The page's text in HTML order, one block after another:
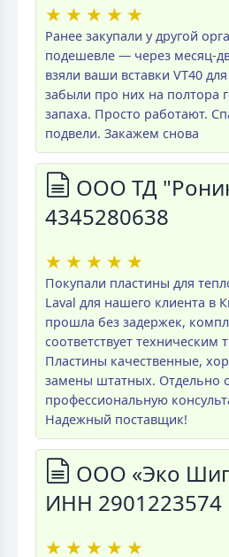
★ ★ ★ ★ ★
Ранее закупали у другой
подешевле — через месяц-
взяли ваши вставки VT40
забыли про них на полтора
запаха. Просто работают.
подвели. Закажем снова
ООО ТД
4345280638
★ ★ ★ ★ ★
Покупали пластины для
Laval для нашего клиента в
прошла без задержек,
соответствует техническим
Пластины качественные,
замены штатных. Отдельно
профессиональную
Надежный поставщик!
ООО «Эко
ИНН 2901223574
★ ★ ★ ★ ★